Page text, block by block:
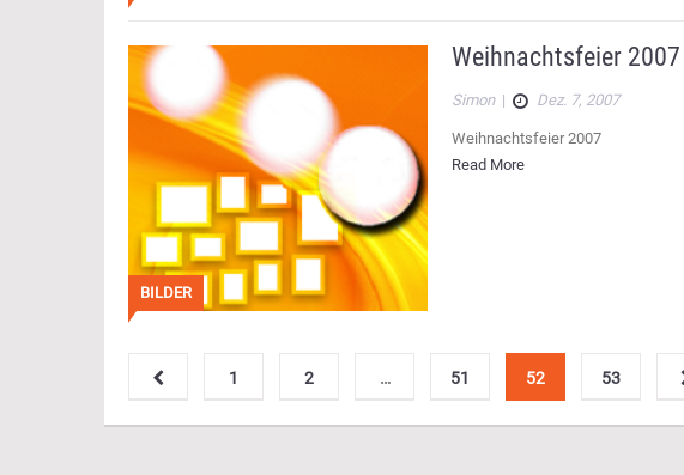
BILDER
Weihnachtsfeier 2007
Simon| Dez. 7, 2007
Weihnachtsfeier 2007
Read More
1 2 … 51 52 53